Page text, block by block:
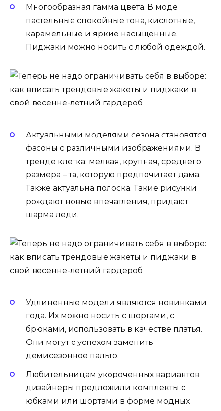
Многообразная гамма цвета. В моде
пастельные спокойные тона, кислотные,
карамельные и яркие насыщенные.
Пиджаки можно носить с любой одеждой.
Актуальными моделями сезона становятся
фасоны с различными изображениями. В
тренде клетка: мелкая, крупная, среднего
размера – та, которую предпочитает дама.
Также актуальна полоска. Такие рисунки
рождают новые впечатления, придают
шарма леди.
Удлиненные модели являются новинками
года. Их можно носить с шортами, с
брюками, использовать в качестве платья.
Они могут с успехом заменить
демисезонное пальто.
Любительницам укороченных вариантов
дизайнеры предложили комплекты с
юбками или шортами в форме модных